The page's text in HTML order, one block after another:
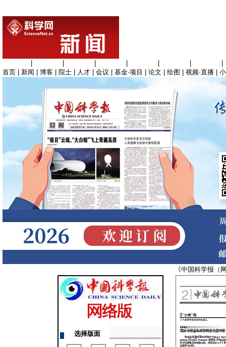
首页
新闻 博客 院士 人才 会议 基金·项目 论文 绘图 视频·直播
《中国科学
选择版面